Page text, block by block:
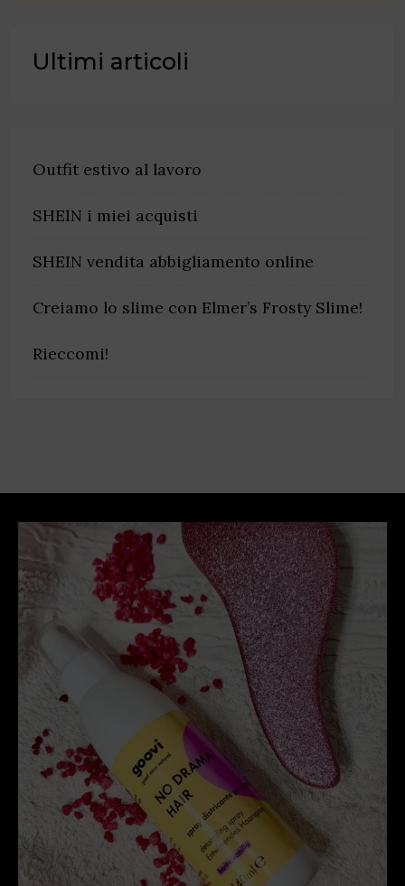
Ultimi articoli
Outfit estivo al lavoro
SHEIN i miei acquisti
SHEIN vendita abbigliamento online
Creiamo lo slime con Elmer’s Frosty Slime!
Rieccomi!